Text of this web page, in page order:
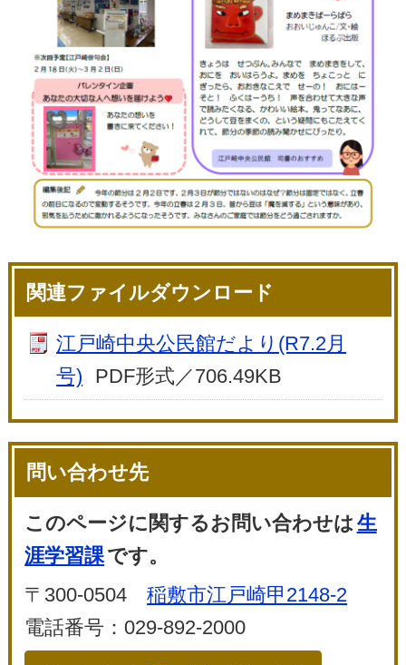
関連ファイルダウンロード
江戸崎中央公民館だより(R7.2月
号)
PDF形式／706.49KB
問い合わせ先
このページに関するお問い合わせは生
涯学習課です。
〒300-0504稲敷市江戸崎甲2148-2
電話番号：029-892-2000